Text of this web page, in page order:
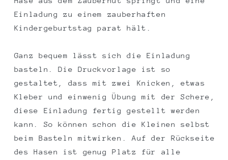
Einladung zu einem zauberhaften
Kindergeburtstag parat hält.
Ganz bequem lässt sich die Einladung
basteln. Die Druckvorlage ist so
gestaltet, dass mit zwei Knicken, etwas
Kleber und einwenig Übung mit der Schere,
diese Einladung fertig gestellt werden
kann. So können schon die Kleinen selbst
beim Basteln mitwirken. Auf der Rückseite
des Hasen ist genug Platz für alle